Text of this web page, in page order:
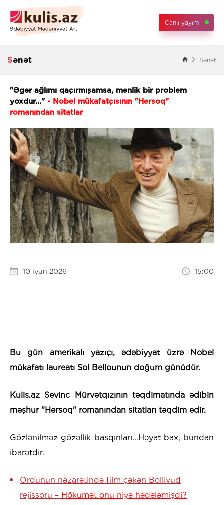
Canlı yayım
Sənət Sənət
"Əgər ağlımı qaçırmışamsa, mənlik bir problem
yoxdur..." - Nobel mükafatçısının "Hersoq"
romanından sitatlar
10 iyun 2026 15:00
Bu gün amerikalı yazıçı, ədəbiyyat üzrə Nobel
mükafatı laureatı Sol Bellounun doğum günüdür.
Kulis.az Sevinc Mürvətqızının təqdimatında ədibin
məşhur "Hersoq" romanından sitatları təqdim edir.
Gözlənilməz gözəllik basqınları...Həyat bax, bundan
ibarətdir.
Ordunun nəzarətində film çəkən Bollivud
rejissoru – Hökumət onu niyə hədələmişdi?